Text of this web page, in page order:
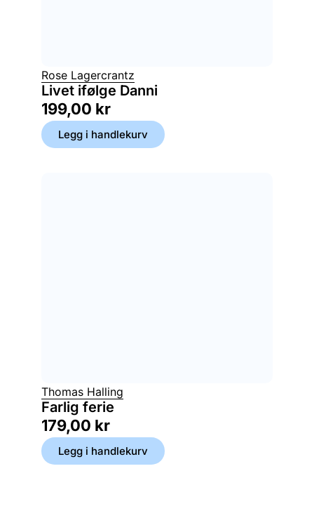
Rose Lagercrantz
Livet ifølge Danni
199,00 kr
Legg i handlekurv
Thomas Halling
Farlig ferie
179,00 kr
Legg i handlekurv